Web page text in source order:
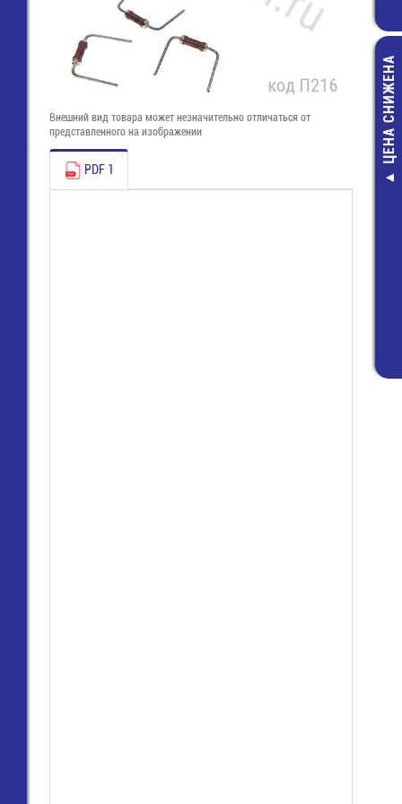
WK 4E/U /
ЦЕНА СНИЖЕНА
Внешний вид товара может незначительно отличаться от
представленного на изображении
PDF 1